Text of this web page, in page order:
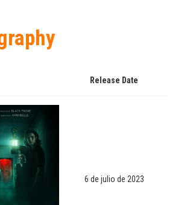
Release Date
6 de julio de 2023